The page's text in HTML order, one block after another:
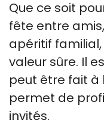
Que ce soit
fête entre
apéritif
valeur sûre. Il
peut être fait à
permet de
invités.